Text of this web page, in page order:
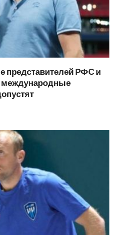
представителей РФС и